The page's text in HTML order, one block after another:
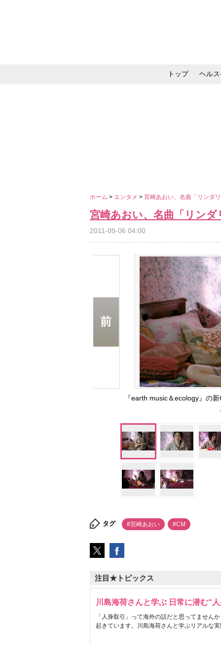
トップ ヘル
ホーム > エンタメ > 宮崎あおい、名曲「リンダ
宮崎あおい、名曲「リン
2011-09-06 04:00
『earth music＆ecology』の
タグ #宮崎あおい #CM
注目★トピックス
川島海荷さんと学ぶ 日常に潜む“
「人身取引」って海外の話だと思ってません
起きています。川島海荷さんと学ぶリアルな